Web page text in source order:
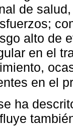
de
alto de
en el
en el
ha